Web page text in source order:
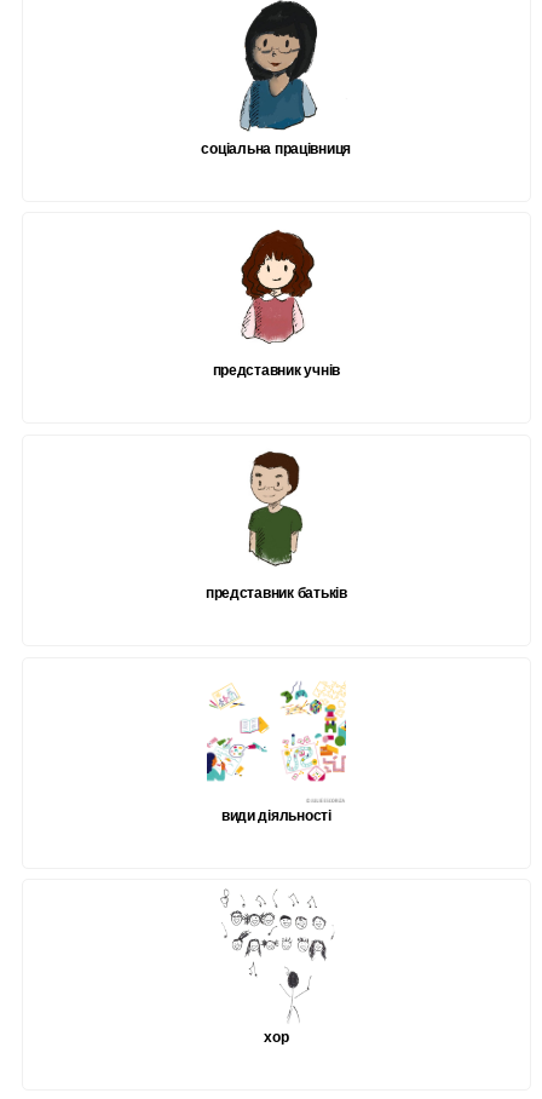
соціальна працівниця
представник учнів
представник батьків
види діяльності
хор